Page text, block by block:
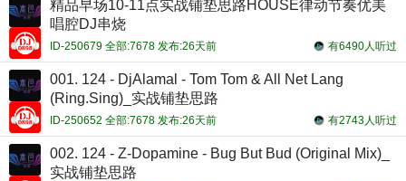
精品早场10-11点实战铺垫思路HOUSE律动节奏优美
唱腔DJ串烧
有6490人听过
ID-250679 全部:7678 发布:26天前
001. 124 - DjAlamal - Tom Tom & All Net Lang
(Ring.Sing)_实战铺垫思路
有2743人听过
ID-250652 全部:7678 发布:26天前
002. 124 - Z-Dopamine - Bug But Bud (Original Mix)_
实战铺垫思路